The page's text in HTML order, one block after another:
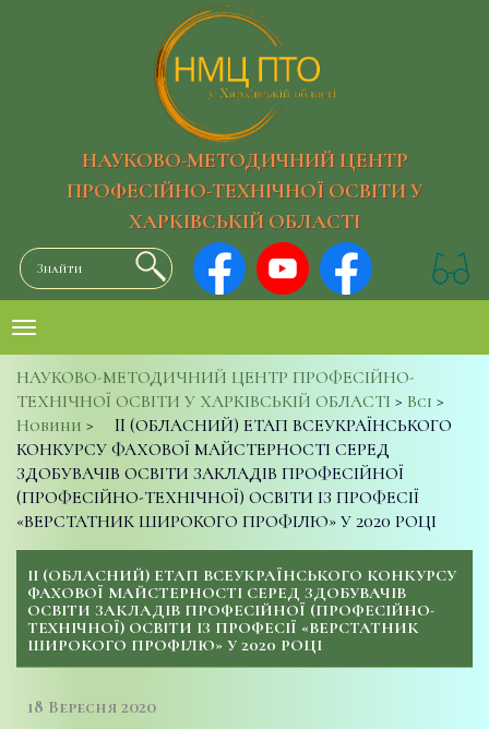
НАУКОВО-МЕТОДИЧНИЙ ЦЕНТР
ПРОФЕСІЙНО-ТЕХНІЧНОЇ ОСВІТИ У
ХАРКІВСЬКІЙ ОБЛАСТІ
НАУКОВО-МЕТОДИЧНИЙ ЦЕНТР ПРОФЕСІЙНО-
ТЕХНІЧНОЇ ОСВІТИ У ХАРКІВСЬКІЙ ОБЛАСТІ > Всі >
Новини >
II (ОБЛАСНИЙ) ЕТАП ВСЕУКРАЇНСЬКОГО
КОНКУРСУ ФАХОВОЇ МАЙСТЕРНОСТІ СЕРЕД
ЗДОБУВАЧІВ ОСВІТИ ЗАКЛАДІВ ПРОФЕСІЙНОЇ
(ПРОФЕСІЙНО-ТЕХНІЧНОЇ) ОСВІТИ ІЗ ПРОФЕСІЇ
«ВЕРСТАТНИК ШИРОКОГО ПРОФІЛЮ» У 2020 РОЦІ
II (ОБЛАСНИЙ) ЕТАП ВСЕУКРАЇНСЬКОГО КОНКУРСУ
ФАХОВОЇ МАЙСТЕРНОСТІ СЕРЕД ЗДОБУВАЧІВ
ОСВІТИ ЗАКЛАДІВ ПРОФЕСІЙНОЇ (ПРОФЕСІЙНО-
ТЕХНІЧНОЇ) ОСВІТИ ІЗ ПРОФЕСІЇ «ВЕРСТАТНИК
ШИРОКОГО ПРОФІЛЮ» У 2020 РОЦІ
18 Вересня 2020